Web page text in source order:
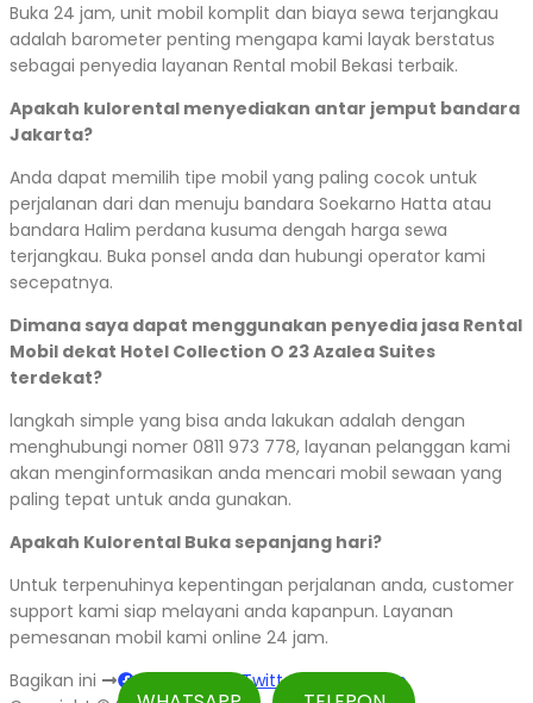
Buka 24 jam, unit mobil komplit dan biaya sewa terjangkau
adalah barometer penting mengapa kami layak berstatus
sebagai penyedia layanan Rental mobil Bekasi terbaik.
Apakah kulorental menyediakan antar jemput bandara
Jakarta?
Anda dapat memilih tipe mobil yang paling cocok untuk
perjalanan dari dan menuju bandara Soekarno Hatta atau
bandara Halim perdana kusuma dengah harga sewa
terjangkau. Buka ponsel anda dan hubungi operator kami
secepatnya.
Dimana saya dapat menggunakan penyedia jasa Rental
Mobil dekat Hotel Collection O 23 Azalea Suites
terdekat?
langkah simple yang bisa anda lakukan adalah dengan
menghubungi nomer 0811 973 778, layanan pelanggan kami
akan menginformasikan anda mencari mobil sewaan yang
paling tepat untuk anda gunakan.
Apakah Kulorental Buka sepanjang hari?
Untuk terpenuhinya kepentingan perjalanan anda, customer
support kami siap melayani anda kapanpun. Layanan
pemesanan mobil kami online 24 jam.
Bagikan ini
Facebook Twitter
WhatsApp